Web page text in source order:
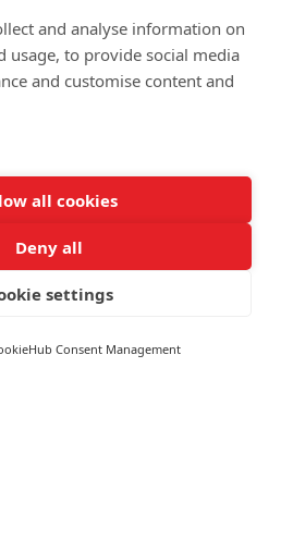
Jungle
and analyse information on
usage, to provide social media
and customise content and
all cookies
Deny all
settings
Consent Management